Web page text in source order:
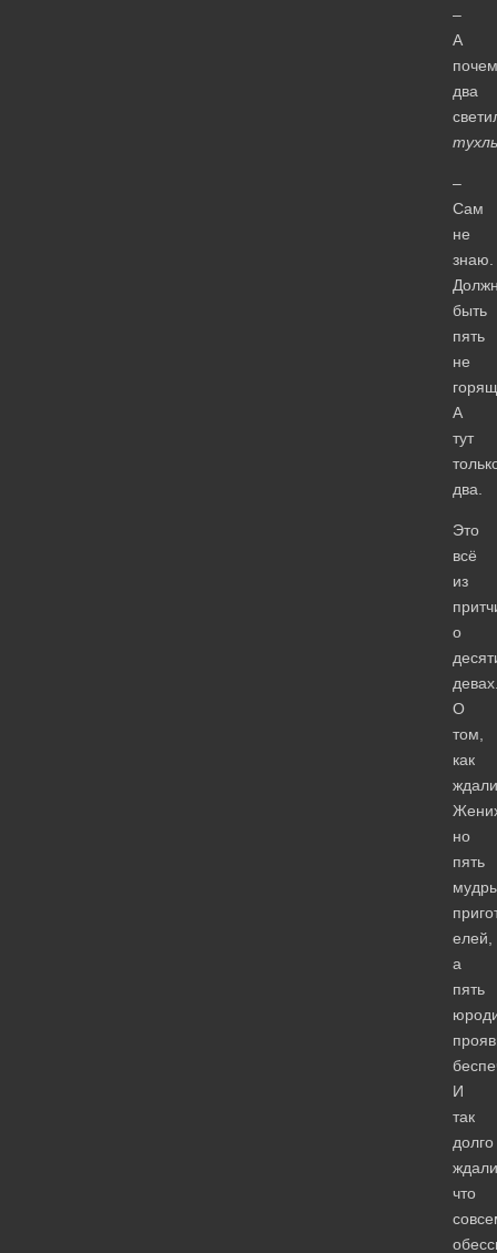
–
А
два
–
Сам
не
знаю.
быть
пять
не
А
тут
два.
Это
всё
из
о
О
том,
как
ждали
но
пять
елей,
а
пять
И
так
долго
что